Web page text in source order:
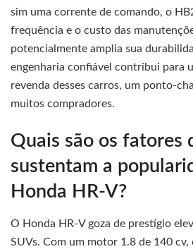
sim uma corrente de comando, o
frequência e o custo das
potencialmente amplia sua
engenharia confiável contribui para
revenda desses carros, um ponto-
muitos compradores.
Quais são os fatores
sustentam a
Honda HR-V?
O Honda HR-V goza de prestígio
SUVs. Com um motor 1.8 de 140